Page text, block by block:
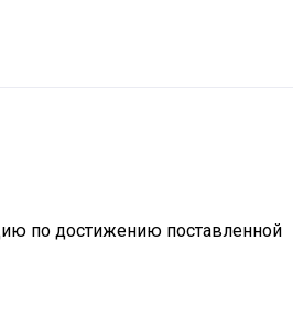
по достижению поставленной